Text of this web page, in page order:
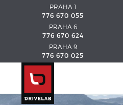
PRAHA 1
776 670 055
PRAHA 6
776 670 624
PRAHA 9
776 670 025